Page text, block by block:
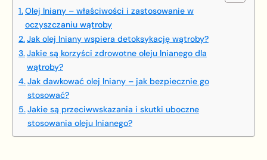
Olej lniany – właściwości i zastosowanie w
oczyszczaniu wątroby
Jak olej lniany wspiera detoksykację wątroby?
Jakie są korzyści zdrowotne oleju lnianego dla
wątroby?
Jak dawkować olej lniany – jak bezpiecznie go
stosować?
Jakie są przeciwwskazania i skutki uboczne
stosowania oleju lnianego?